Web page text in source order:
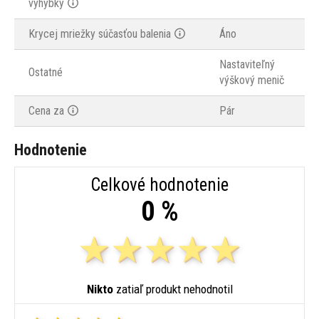
výhybky
Krycej mriežky súčasťou balenia Áno
Ostatné
Nastaviteľný
výškový menič
Cena za Pár
Hodnotenie
Celkové hodnotenie
0 %
Niktozatiaľ produkt nehodnotil